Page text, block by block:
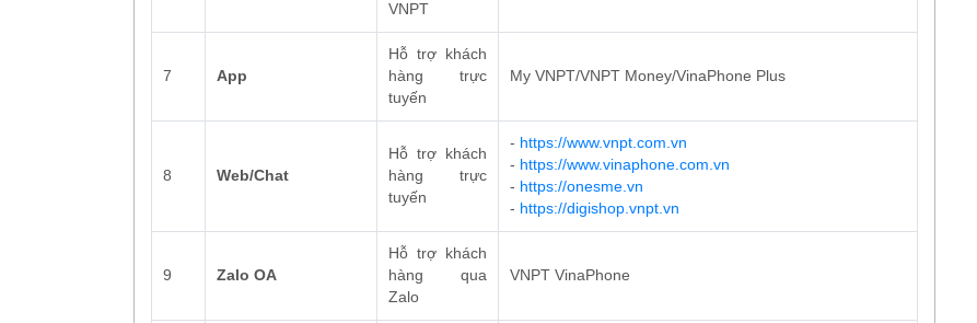
VNPT
7 App
Hỗ trợ khách
hàng trực
tuyến
My VNPT/VNPT Money/VinaPhone Plus
8 Web/Chat
Hỗ trợ khách
hàng trực
tuyến
- https://www.vnpt.com.vn
- https://www.vinaphone.com.vn
- https://onesme.vn
- https://digishop.vnpt.vn
9 Zalo OA
Hỗ trợ khách
hàng qua
Zalo
VNPT VinaPhone